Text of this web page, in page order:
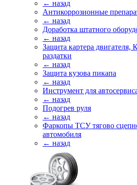
← назад
Антикоррозионные
← назад
Доработка штатного
← назад
Защита картера
раздатки
← назад
Защита кузова пикапа
← назад
Инструмент для
← назад
Подогрев руля
← назад
Фаркопы ТСУ тягово
автомобиля
← назад